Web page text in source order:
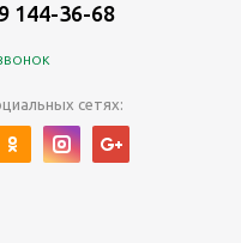
144-36-68
сетях: